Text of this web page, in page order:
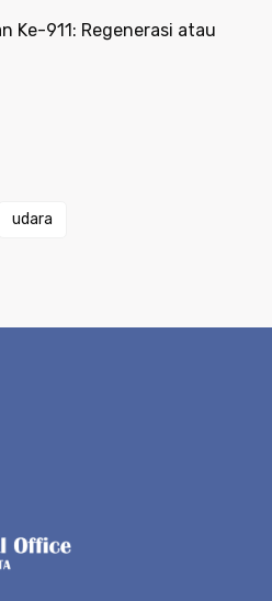
Ke-911: Regenerasi atau
udara